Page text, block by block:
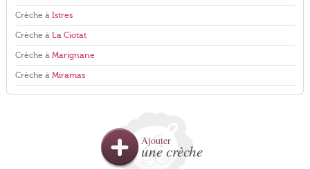
Crèche à Istres
Crèche à La Ciotat
Crèche à Marignane
Crèche à Miramas
Ajouter
une crèche